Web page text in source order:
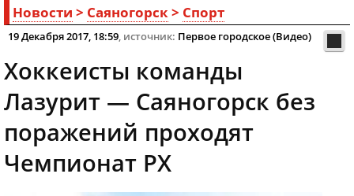
Новости > Cаяногорск> Спорт
19 Декабря 2017, 18:59, источник: Первое городское (Видео)
Хоккеисты команды
Лазурит — Саяногорск без
поражений проходят
Чемпионат РХ